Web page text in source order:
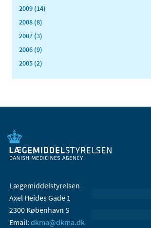
2009 (14)
2008 (8)
2007 (3)
2006 (9)
2005 (2)
Lægemiddelstyrelsen
Axel Heides Gade 1
2300 København S
Email: dkma@dkma.dk